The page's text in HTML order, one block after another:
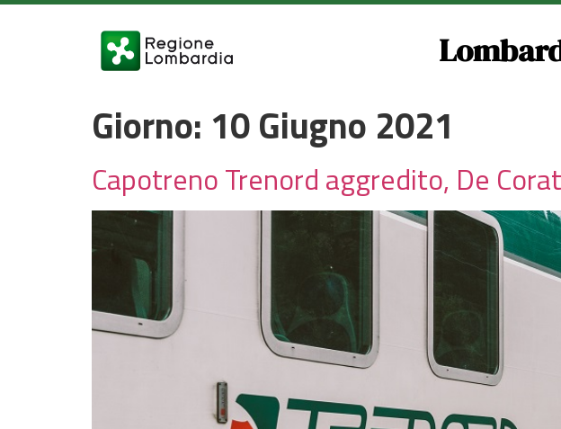
Giorno: 10 Giugno 2021
Capotreno Trenord aggredito, De